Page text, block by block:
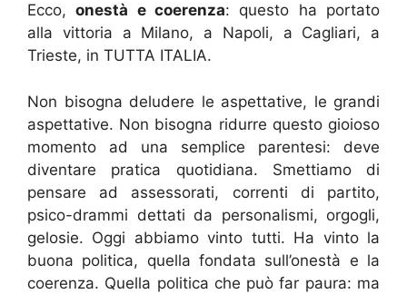
Ecco,onestà e coerenza: questo ha portato
alla vittoria a Milano, a Napoli, a Cagliari, a
Trieste, in TUTTA ITALIA.
Non bisogna deludere le aspettative, le grandi
aspettative. Non bisogna ridurre questo gioioso
momento ad una semplice parentesi: deve
diventare pratica quotidiana. Smettiamo di
pensare ad assessorati, correnti di partito,
psico-drammi dettati da personalismi, orgogli,
gelosie. Oggi abbiamo vinto tutti. Ha vinto la
buona politica, quella fondata sull’onestà e la
coerenza. Quella politica che può far paura: ma